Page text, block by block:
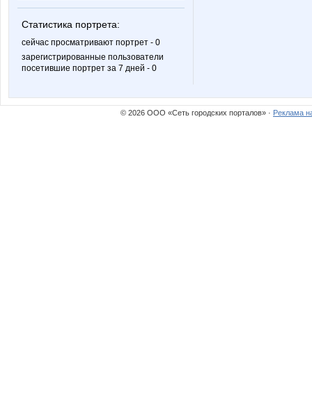
Статистика портрета:
сейчас просматривают портрет - 0
зарегистрированные пользователи
посетившие портрет за 7 дней - 0
© 2026 ООО «Сеть городских порталов» · Реклама